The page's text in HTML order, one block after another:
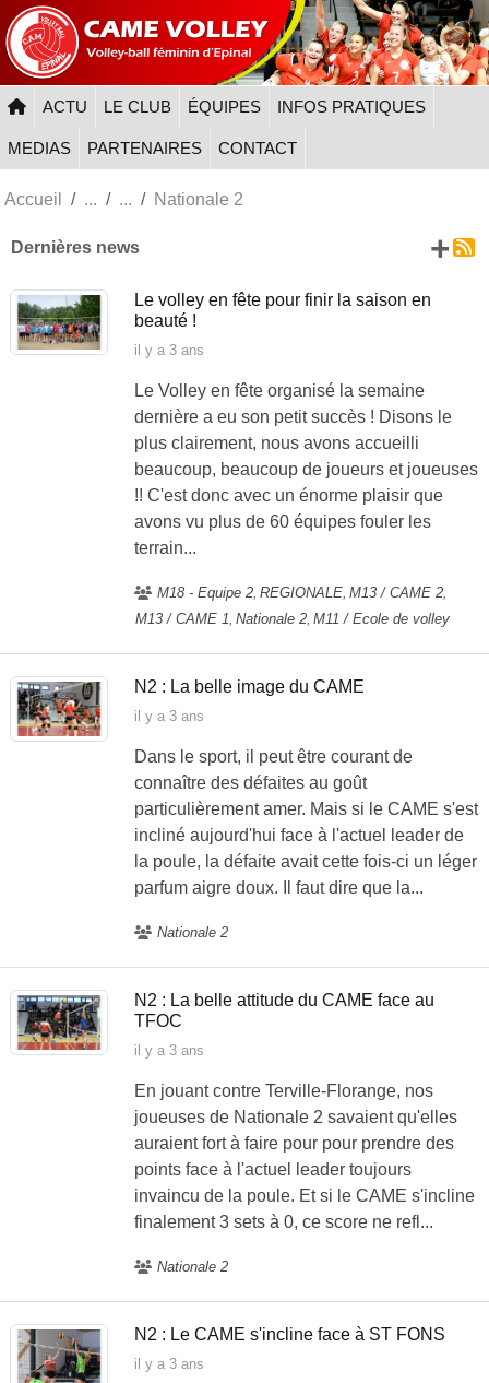
ACTU LE CLUB ÉQUIPES INFOS PRATIQUES
MEDIAS PARTENAIRES CONTACT
Accueil Nationale 2
Dernières news
Le volley en fête pour finir la saison en
beauté !
il y a 3 ans
Le Volley en fête organisé la semaine
dernière a eu son petit succès ! Disons le
plus clairement, nous avons accueilli
beaucoup, beaucoup de joueurs et joueuses
!! C'est donc avec un énorme plaisir que
avons vu plus de 60 équipes fouler les
terrain...
M18 - Equipe 2 REGIONALE M13 / CAME 2
M13 / CAME 1 Nationale 2 M11 / Ecole de volley
N2 : La belle image du CAME
il y a 3 ans
Dans le sport, il peut être courant de
connaître des défaites au goût
particulièrement amer. Mais si le CAME s'est
incliné aujourd'hui face à l'actuel leader de
la poule, la défaite avait cette fois-ci un léger
parfum aigre doux. Il faut dire que la...
Nationale 2
N2 : La belle attitude du CAME face au
TFOC
il y a 3 ans
En jouant contre Terville-Florange, nos
joueuses de Nationale 2 savaient qu'elles
auraient fort à faire pour pour prendre des
points face à l'actuel leader toujours
invaincu de la poule. Et si le CAME s'incline
finalement 3 sets à 0, ce score ne refl...
Nationale 2
N2 : Le CAME s'incline face à ST FONS
il y a 3 ans
+
Panneau de gestion des cookies